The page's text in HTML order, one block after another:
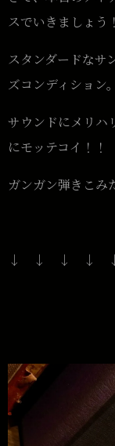
スでいきましょう！
スタンダードなサ
ズコンディション。
サウンドにメリハ
にモッテコイ！！
ガンガン弾きこみ
↓ ↓ ↓ ↓